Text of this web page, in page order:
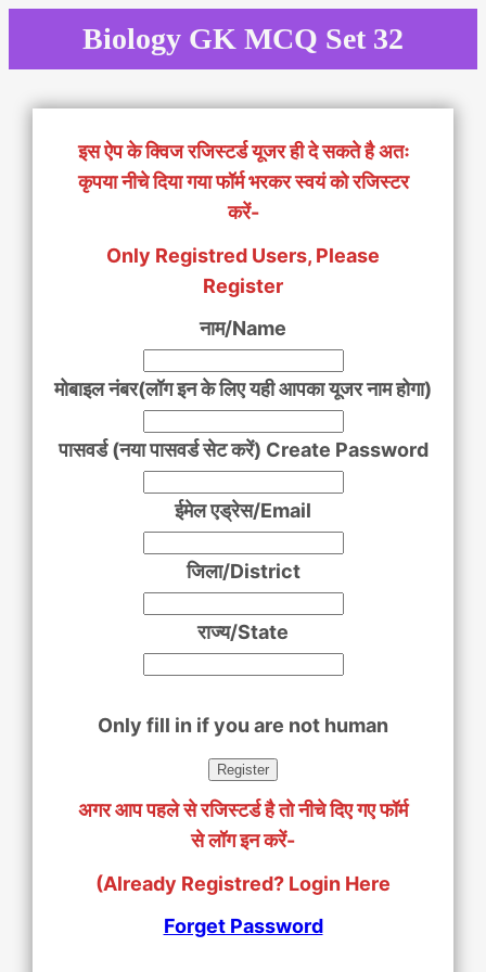
Biology GK MCQ Set 32
इस ऐप के क्विज रजिस्टर्ड यूजर ही दे सकते है अतः
कृपया नीचे दिया गया फॉर्म भरकर स्वयं को रजिस्टर
करें-
Only Registred Users, Please
Register
नाम/Name
मोबाइल नंबर(लॉग इन के लिए यही आपका यूजर नाम होगा)
पासवर्ड (नया पासवर्ड सेट करें) Create Password
ईमेल एड्रेस/Email
जिला/District
राज्य/State
Only fill in if you are not human
अगर आप पहले से रजिस्टर्ड है तो नीचे दिए गए फॉर्म
से लॉग इन करें-
(Already Registred? Login Here
Forget Password